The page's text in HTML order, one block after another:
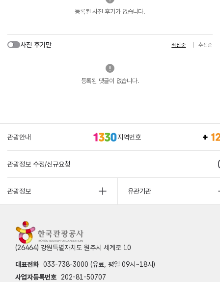
등록된 사진 후기가 없습니다.
사진 후기만 최신순 추천순
등록된 댓글이 없습니다.
관광안내 지역번호
관광정보 수정/신규요청
관광정보 유관기관
(26464) 강원특별자치도 원주시 세계로 10
대표전화 033-738-3000 (유료, 평일 09시~18시)
사업자등록번호
202-81-50707